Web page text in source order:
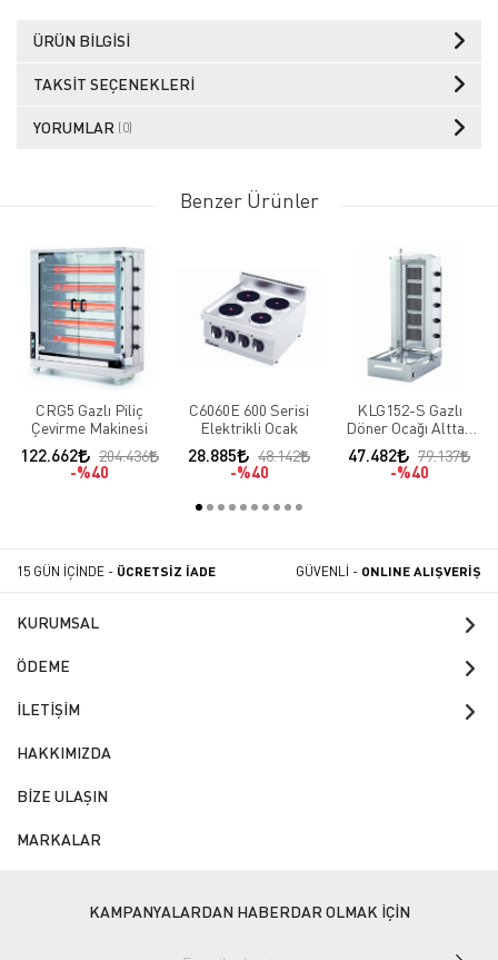
ÜRÜN BILGISI
TAKSIT SEÇENEKLERI
YORUMLAR (0)
Benzer Ürünler
CRG5 Gazlı Piliç
Çevirme Makinesi
122.662
204.436
%40
C6060E 600 Serisi
Elektrikli Ocak
28.885
48.142
%40
KLG152-S Gazlı
Döner Ocağı Alttan
Motorlu Hareketli
Gövde
47.482
79.137
%40
15 GÜN İÇİNDE - ÜCRETSİZ İADE GÜVENLİ - ONLINE ALIŞVERİŞ
KURUMSAL
ÖDEME
İLETİŞİM
HAKKIMIZDA
BİZE ULAŞIN
MARKALAR
KAMPANYALARDAN HABERDAR OLMAK İÇİN